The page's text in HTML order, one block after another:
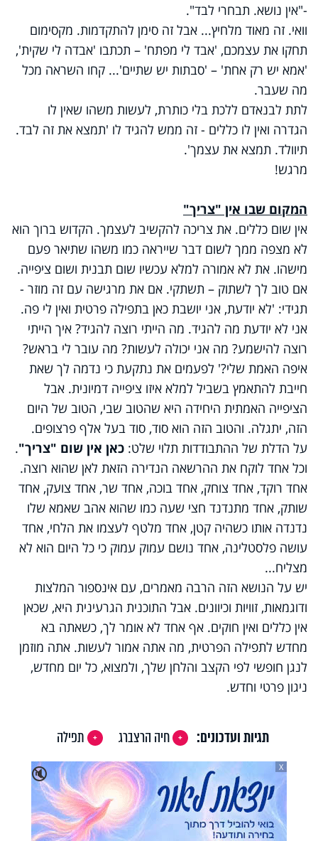
-"אין נושא. תבחרי לבד".
וואי. זה מאוד מלחיץ... אבל זה סימן להתקדמות. מקסימום
תחקו את עצמכם, 'אבד לי מפתח' – תכתבו 'אבדה לי שקית',
'אמא יש רק אחת' – 'סבתות יש שתיים'... קחו השראה מכל
מה שעבר.
לתת לבנאדם ללכת בלי כותרת, לעשות משהו שאין לו
הגדרה ואין לו כללים - זה ממש להגיד לו 'תמצא את זה לבד.
תיוולד. תמצא את עצמך'.
מרגש!
המקום שבו אין "צריך"
אין שום כללים. את צריכה להקשיב לעצמך. הקדוש ברוך הוא
לא מצפה ממך לשום דבר שייראה כמו משהו שתיאר פעם
מישהו. את לא אמורה למלא עכשיו שום תבנית ושום ציפייה.
אם טוב לך לשתוק – תשתקי. אם את מרגישה עם זה מוזר -
תגידי: 'לא יודעת, אני יושבת כאן בתפילה פרטית ואין לי פה.
אני לא יודעת מה להגיד. מה הייתי רוצה להגיד? איך הייתי
רוצה להישמע? מה אני יכולה לעשות? מה עובר לי בראש?
איפה האמת שלי?' לפעמים את נתקעת כי נדמה לך שאת
חייבת להתאמץ בשביל למלא איזו ציפייה דמיונית. אבל
הציפייה האמתית היחידה היא שהטוב שבי, הטוב של היום
הזה, יתגלה. והטוב הזה הוא סוד, סוד בעל אלף פרצופים.
על הדלת של ההתבודדות תלוי שלט: כאן אין שום "צריך".
וכל אחד לוקח את ההרשאה הנדירה הזאת לאן שהוא רוצה.
אחד רוקד, אחד צוחק, אחד בוכה, אחד שר, אחד צועק, אחד
שותק, אחד מתנדנד חצי שעה כמו שהוא אהב שאמא שלו
נדנדה אותו כשהיה קטן, אחד מלטף לעצמו את הלחי, אחד
עושה פלסטלינה, אחד נושם עמוק עמוק כי כל היום הוא לא
מצליח...
יש על הנושא הזה הרבה מאמרים, עם אינספור המלצות
ודוגמאות, זוויות וכיוונים. אבל התוכנית הגרעינית היא, שכאן
אין כללים ואין חוקים. אף אחד לא אומר לך, כשאתה בא
מחדש לתפילה הפרטית, מה אתה אמור לעשות. אתה מוזמן
לנגן חופשי לפי הקצב והלחן שלך, ולמצוא, כל יום מחדש,
ניגון פרטי וחדש.
תגיות ועדכונים: חיה הרצברג
תפילה
🔇
X